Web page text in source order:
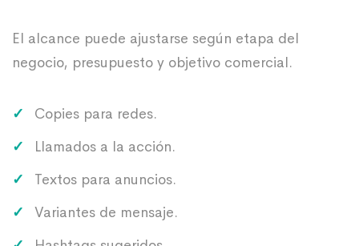
El alcance puede ajustarse según etapa del
negocio, presupuesto y objetivo comercial.
Copies para redes.
Llamados a la acción.
Textos para anuncios.
Variantes de mensaje.